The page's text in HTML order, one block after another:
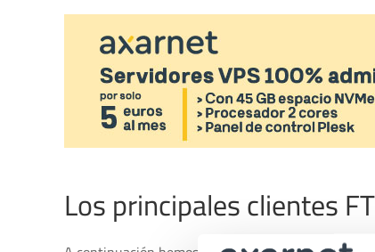
Los principales clientes